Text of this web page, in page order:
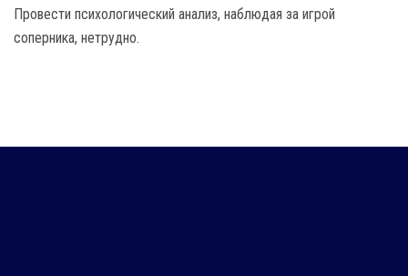
Провести психологический анализ, наблюдая за игрой
соперника, нетрудно.